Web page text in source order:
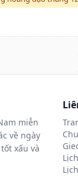
miễn
về ngày
xấu và